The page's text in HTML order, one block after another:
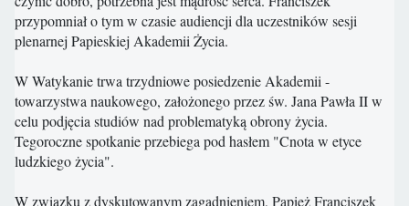
przypomniał o tym w czasie audiencji dla uczestników sesji
plenarnej Papieskiej Akademii Życia.
W Watykanie trwa trzydniowe posiedzenie Akademii -
towarzystwa naukowego, założonego przez św. Jana Pawła II w
celu podjęcia studiów nad problematyką obrony życia.
Tegoroczne spotkanie przebiega pod hasłem "Cnota w etyce
ludzkiego życia".
W związku z dyskutowanym zagadnieniem, Papież Franciszek